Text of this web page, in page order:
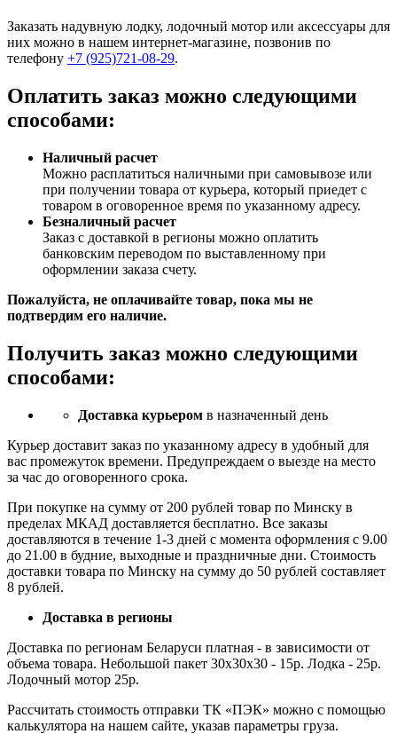
Заказать надувную лодку, лодочный мотор или аксессуары для
них можно в нашем интернет-магазине, позвонив по
телефону +7 (925)721-08-29.
Оплатить заказ можно следующими
способами:
Наличный расчет
Можно расплатиться наличными при самовывозе или
при получении товара от курьера, который приедет с
товаром в оговоренное время по указанному адресу.
Безналичный расчет
Заказ c доставкой в регионы можно оплатить
банковским переводом по выставленному при
оформлении заказа счету.
Пожалуйста, не оплачивайте товар, пока мы не
подтвердим его наличие.
Получить заказ можно следующими
способами:
Доставка курьером в назначенный день
Курьер доставит заказ по указанному адресу в удобный для
вас промежуток времени. Предупреждаем о выезде на место
за час до оговоренного срока.
При покупке на сумму от 200 рублей товар по Минску в
пределах МКАД доставляется бесплатно. Все заказы
доставляются в течение 1-3 дней с момента оформления с 9.00
до 21.00 в будние, выходные и праздничные дни. Стоимость
доставки товара по Минску на сумму до 50 рублей составляет
8 рублей.
Доставка в регионы
Доставка по регионам Беларуси платная - в зависимости от
объема товара. Небольшой пакет 30х30х30 - 15р. Лодка - 25р.
Лодочный мотор 25р.
Рассчитать стоимость отправки ТК «ПЭК» можно с помощью
калькулятора на нашем сайте, указав параметры груза.